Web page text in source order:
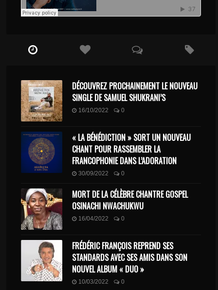
DÉCOUVREZ PROCHAINEMENT LE NOUVEAU
SINGLE DE SAMUEL SHUKRANI’S
16/10/2022 0
« LA BÉNÉDICTION » SORT UN NOUVEAU
CHANT POUR RASSEMBLER LA
FRANCOPHONIE DANS L’ADORATION
30/09/2022 0
MORT DE LA CÉLÈBRE CHANTRE GOSPEL
OSINACHI NWACHUKWU
16/04/2022 0
FRÉDÉRIC FRANÇOIS REPREND SES
STANDARDS AVEC SES AMIS DANS SON
NOUVEL ALBUM « DUO »
10/03/2022 0